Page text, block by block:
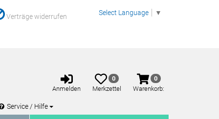
Verträge widerrufen Select Language ▼
Anmelden
Anmelden
Merkzettel
aufklappen
0
Merkzettel
Warenkorb
aufklappen
0
Warenkorb:
Service / Hilfe